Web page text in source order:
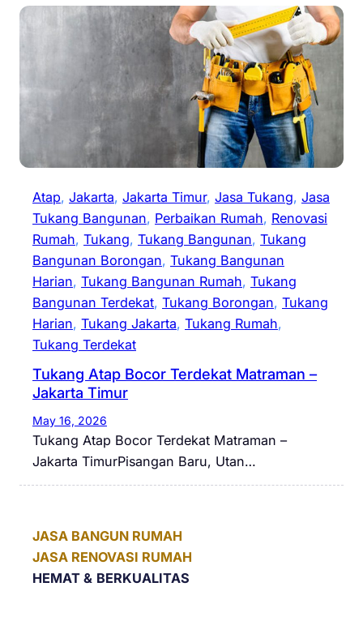
Atap, Jakarta, Jakarta Timur, Jasa Tukang, Jasa
Tukang Bangunan, Perbaikan Rumah, Renovasi
Rumah, Tukang, Tukang Bangunan, Tukang
Bangunan Borongan, Tukang Bangunan
Harian, Tukang Bangunan Rumah, Tukang
Bangunan Terdekat, Tukang Borongan, Tukang
Harian, Tukang Jakarta, Tukang Rumah
Tukang Terdekat
Tukang Atap Bocor Terdekat Matraman –
Jakarta Timur
May 16, 2026
Tukang Atap Bocor Terdekat Matraman –
Jakarta TimurPisangan Baru, Utan…
JASA BANGUN RUMAH
JASA RENOVASI RUMAH
HEMAT & BERKUALITAS